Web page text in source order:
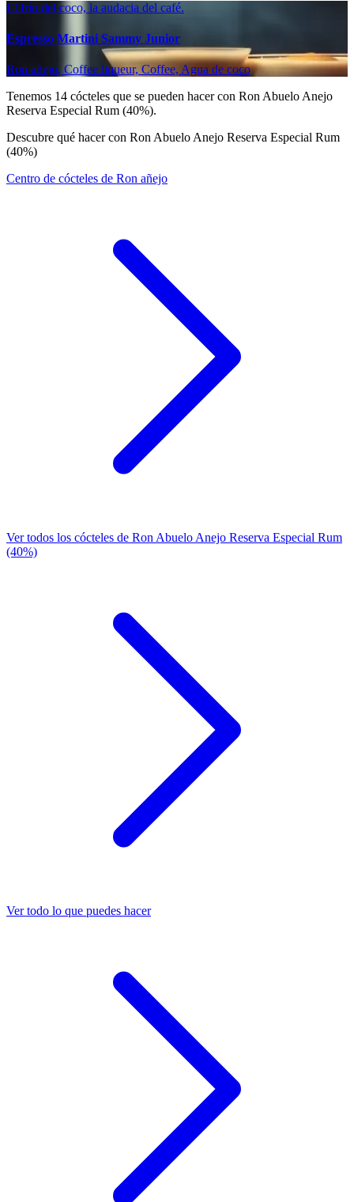
El frío del coco, la audacia del café.
Espresso Martini Sammy Junior
Ron añejo, Coffee liqueur, Coffee, Agua de coco
Tenemos 14 cócteles que se pueden hacer con Ron Abuelo Anejo
Reserva Especial Rum (40%).
Descubre qué hacer con Ron Abuelo Anejo Reserva Especial Rum
(40%)
Centro de cócteles de Ron añejo
Ver todos los cócteles de Ron Abuelo Anejo Reserva Especial Rum
(40%)
Ver todo lo que puedes hacer